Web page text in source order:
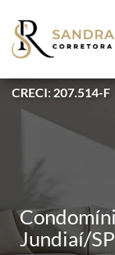
CRECI: 207.514-F
Jundiaí/SP